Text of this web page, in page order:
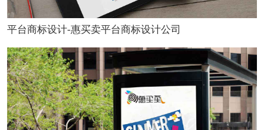
平台商标设计-惠买卖平台商标设计公司